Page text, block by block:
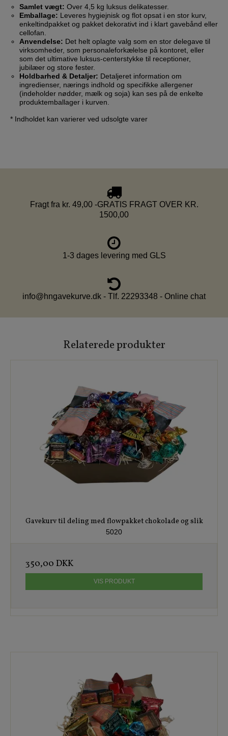
Samlet vægt: Over 4,5 kg luksus delikatesser.
Emballage: Leveres hygiejnisk og flot opsat i en stor kurv,
enkeltindpakket og pakket dekorativt ind i klart gavebånd eller
cellofan.
Anvendelse: Det helt oplagte valg som en stor delegave til
virksomheder, som personaleforkælelse på kontoret, eller
som det ultimative luksus-centerstykke til receptioner,
jubilæer og store fester.
Holdbarhed & Detaljer: Detaljeret information om
ingredienser, nærings indhold og specifikke allergener
(indeholder nødder, mælk og soja) kan ses på de enkelte
produktemballager i kurven.
* Indholdet kan varierer ved udsolgte varer
Fragt fra kr. 49,00 -GRATIS FRAGT OVER KR.
1500,00
1-3 dages levering med GLS
info@hngavekurve.dk - Tlf. 22293348 - Online chat
Relaterede produkter
Gavekurv til deling med flowpakket chokolade og slik
5020
350,00 DKK
VIS PRODUKT